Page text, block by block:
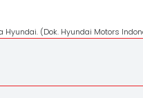
Hyundai. (Dok. Hyundai Motors